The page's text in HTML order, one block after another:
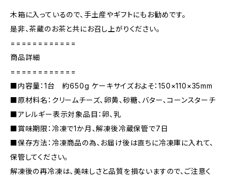
木箱に入っているので、手土産やギフトにもお勧めです。
是非、茶蔵のお茶と共にお召し上がりください。
============
商品詳細
============
■内容量：1台 約650g ケーキサイズおよそ：150×110×35mm
■原材料名：クリームチーズ、卵黄、砂糖、バター、コーンスターチ
■アレルギー表示対象品目：卵、乳
■賞味期限：冷凍で1か月、解凍後冷蔵保管で7日
■保存方法：冷凍商品の為、お届け後は直ちに冷凍庫に入れて、
保管してください。
解凍後の再冷凍は、美味しさと品質を損ないますので、ご注意く